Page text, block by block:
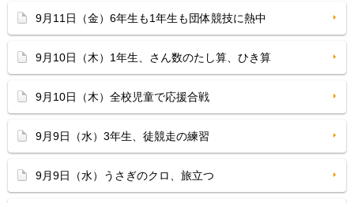
9月11日（金）6年生も1年生も団体競技に熱中
9月10日（木）1年生、さん数のたし算、ひき算
9月10日（木）全校児童で応援合戦
9月9日（水）3年生、徒競走の練習
9月9日（水）うさぎのクロ、旅立つ